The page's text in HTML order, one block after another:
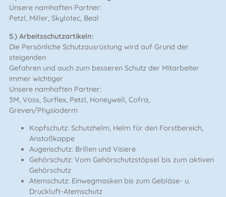
Unsere namhaften Partner:
Petzl, Miller, Skylotec, Beal
5.) Arbeitsschutzartikeln:
Die Persönliche Schutzausrüstung wird auf Grund der
steigenden
Gefahren und auch zum besseren Schutz der Mitarbeiter
immer wichtiger
Unsere namhaften Partner:
3M, Voss, Surflex, Petzl, Honeywell, Cofra,
Greven/Physioderm
Kopfschutz: Schutzhelm, Helm für den Forstbereich,
Anstoßkappe
Augenschutz: Brillen und Visiere
Gehörschutz: Vom Gehörschutzstöpsel bis zum aktiven
Gehörschutz
Atemschutz: Einwegmasken bis zum Gebläse- u.
Druckluft-Atemschutz